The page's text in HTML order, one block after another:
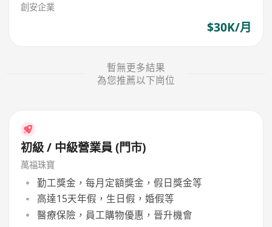
創安企業
$30K/月
暫無更多結果
為您推薦以下崗位
初級 / 中級營業員 (門市)
萬福珠寶
勤工獎金，每月定額獎金，假日獎金等
高達15天年假，生日假，婚假等
醫療保險，員工購物優惠，晉升機會